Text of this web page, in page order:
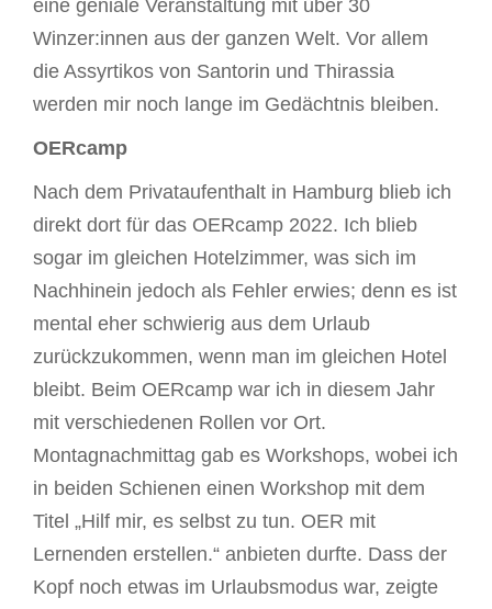
eine geniale Veranstaltung mit über 30
Winzer:innen aus der ganzen Welt. Vor allem
die Assyrtikos von Santorin und Thirassia
werden mir noch lange im Gedächtnis bleiben.
OERcamp
Nach dem Privataufenthalt in Hamburg blieb ich
direkt dort für das OERcamp 2022. Ich blieb
sogar im gleichen Hotelzimmer, was sich im
Nachhinein jedoch als Fehler erwies; denn es ist
mental eher schwierig aus dem Urlaub
zurückzukommen, wenn man im gleichen Hotel
bleibt. Beim OERcamp war ich in diesem Jahr
mit verschiedenen Rollen vor Ort.
Montagnachmittag gab es Workshops, wobei ich
in beiden Schienen einen Workshop mit dem
Titel „Hilf mir, es selbst zu tun. OER mit
Lernenden erstellen.“ anbieten durfte. Dass der
Kopf noch etwas im Urlaubsmodus war, zeigte